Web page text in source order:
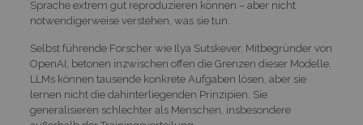
Sprache extrem gut reproduzieren können – aber nicht
notwendigerweise verstehen, was sie tun.
Selbst führende Forscher wie Ilya Sutskever, Mitbegründer von
OpenAI, betonen inzwischen offen die Grenzen dieser Modelle.
LLMs können tausende konkrete Aufgaben lösen, aber sie
lernen nicht die dahinterliegenden Prinzipien. Sie
generalisieren schlechter als Menschen, insbesondere